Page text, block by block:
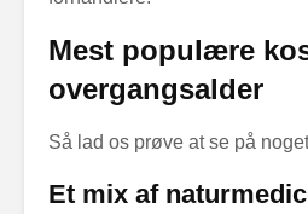
Mest populære
overgangsalder
Så lad os prøve at se på
Et mix af